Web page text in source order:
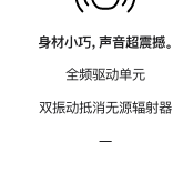
身材小巧，声音超震撼。
全频驱动单元
双振动抵消无源辐射器
—